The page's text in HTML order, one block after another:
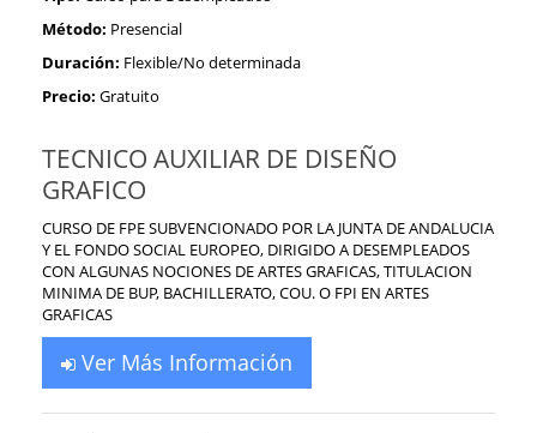
Método: Presencial
Duración: Flexible/No determinada
Precio: Gratuito
TECNICO AUXILIAR DE DISEÑO
GRAFICO
CURSO DE FPE SUBVENCIONADO POR LA JUNTA DE ANDALUCIA
Y EL FONDO SOCIAL EUROPEO, DIRIGIDO A DESEMPLEADOS
CON ALGUNAS NOCIONES DE ARTES GRAFICAS, TITULACION
MINIMA DE BUP, BACHILLERATO, COU. O FPI EN ARTES
GRAFICAS
Ver Más Información